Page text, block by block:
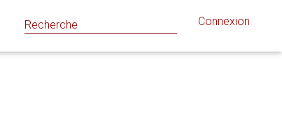
Connexion